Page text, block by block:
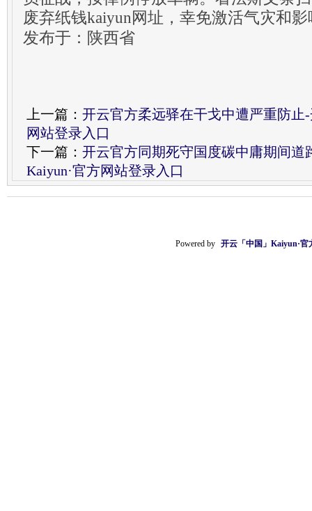
废弃纸钱kaiyun网址，幸免激活气灾和
发布于：陕西省
上一篇： 开云官方柔远驿在干戈中遭严重防止
网站登录入口
下一篇： 开云官方同期死守国度碳中庸期间道
Kaiyun·官方网站登录入口
Powered by 开云「中国」Kaiyun·官